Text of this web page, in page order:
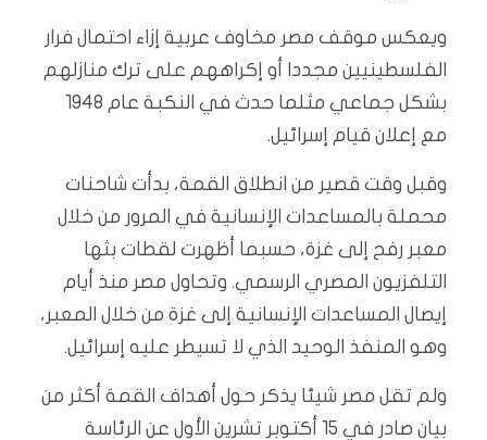
ويعكس موقف مصر مخاوف عربية إزاء احتمال فرار
الفلسطينيين مجددا أو إكراههم على ترك منازلهم
بشكل جماعي مثلما حدث في النكبة عام 1948
مع إعلان قيام إسرائيل.
وقبل وقت قصير من انطلاق القمة، بدأت شاحنات
محملة بالمساعدات الإنسانية في المرور من خلال
معبر رفح إلى غزة، حسبما أظهرت لقطات بثها
التلفزيون المصري الرسمي. وتحاول مصر منذ أيام
إيصال المساعدات الإنسانية إلى غزة من خلال المعبر،
وهو المنفذ الوحيد الذي لا تسيطر عليه إسرائيل.
ولم تقل مصر شيئا يذكر حول أهداف القمة أكثر من
بيان صادر في 15 أكتوبر تشرين الأول عن الرئاسة